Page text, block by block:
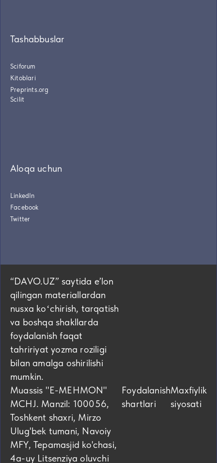
Tashabbuslar
Sciforum
Kitoblari
Preprints.org
Scilit
Aloqa uchun
LinkedIn
Facebook
Twitter
“DAVO.UZ” saytida eʼlon
qilingan materiallardan
nusxa koʻchirish, tarqatish
va boshqa shakllarda
foydalanish faqat
tahririyat yozma roziligi
bilan amalga oshirilishi
mumkin.
Muassis "E-MEHMON"
MCHJ. Manzil: 100056,
Toshkent shaxri, Mirzo
Ulug'bek tumani, Navoiy
MFY, Tepamasjid ko'chasi,
4а-uy Litsenziya oluvchi
Foydalanish
shartlari
Maxfiylik
siyosati